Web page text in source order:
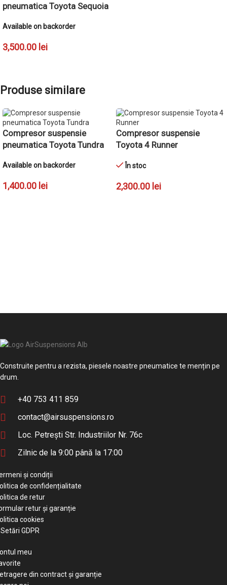
pneumatica Toyota Sequoia
Available on backorder
3,500.00 lei
Produse similare
Compresor suspensie
pneumatica Toyota Tundra
Available on backorder
1,400.00 lei
Compresor suspensie
Toyota 4 Runner
În stoc
2,300.00 lei
Construite pentru a rezista, piesele noastre pneumatice te mențin pe
drum.
+40 753 411 859
contact@airsuspensions.ro
Loc. Petrești Str. Industriilor Nr. 76c
Zilnic de la 9:00 până la 17:00
și condiții
de confidențialitate
de retur
retur și garanție
cookies
GDPR
meu
din contract și garanție